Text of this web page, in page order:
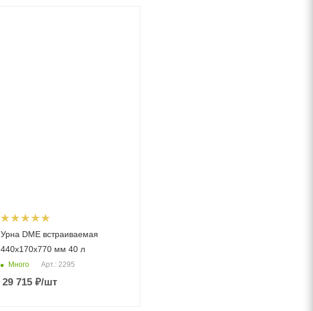
Урна DME встраиваемая
440х170х770 мм 40 л
Много Арт.: 2295
29 715₽/шт